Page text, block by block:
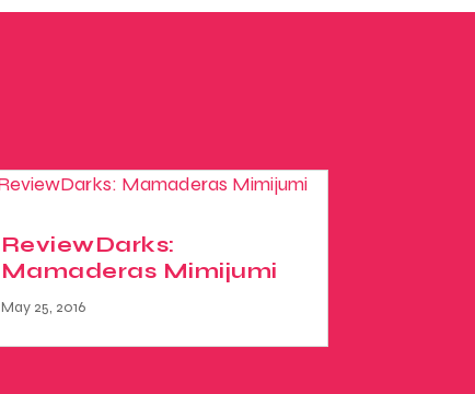
ReviewDarks:
Mamaderas Mimijumi
May 25, 2016